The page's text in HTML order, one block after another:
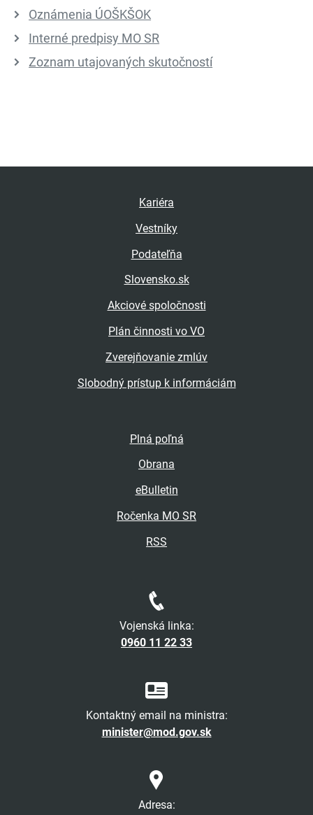
Oznámenia ÚOŠKŠOK
Interné predpisy MO SR
Zoznam utajovaných skutočností
Kariéra
Vestníky
Podateľňa
Slovensko.sk
Akciové spoločnosti
Plán činnosti vo VO
Zverejňovanie zmlúv
Slobodný prístup k informáciám
Plná poľná
Obrana
eBulletin
Ročenka MO SR
RSS
Vojenská linka:
0960 11 22 33
Kontaktný email na ministra:
minister@mod.gov.sk
Adresa: